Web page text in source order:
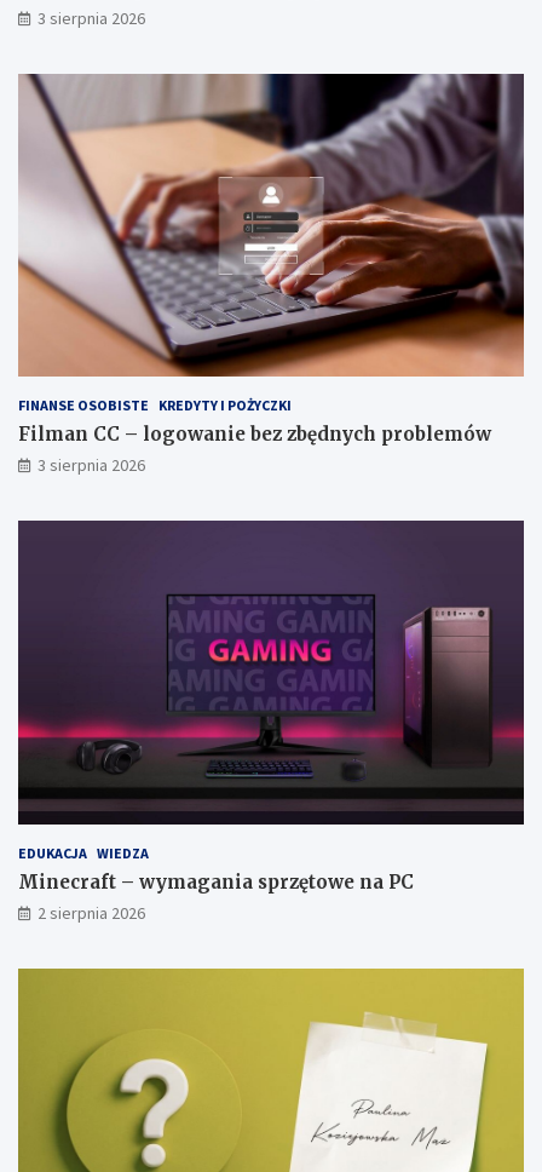
3 sierpnia 2026
FINANSE OSOBISTE KREDYTY I POŻYCZKI
Filman CC – logowanie bez zbędnych problemów
3 sierpnia 2026
EDUKACJA WIEDZA
Minecraft – wymagania sprzętowe na PC
2 sierpnia 2026